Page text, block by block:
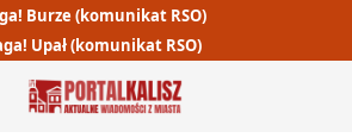
Burze (komunikat RSO)
Upał (komunikat RSO)